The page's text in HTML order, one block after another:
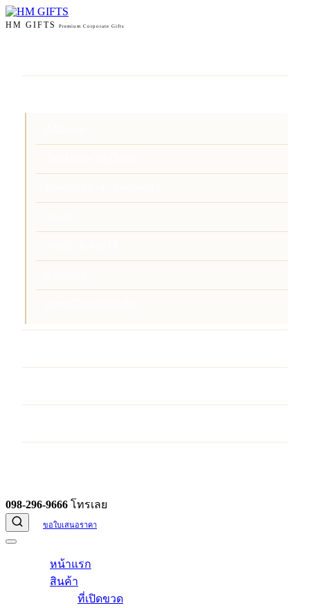
HM GIFTS Premium Corporate Gifts
098-296-9666 โทรเลย
ขอใบเสนอราคา
หน้าแรก
สินค้า
ที่เปิดขวด